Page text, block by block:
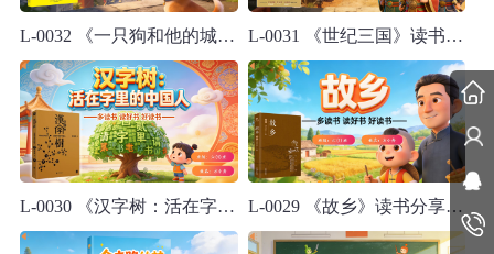
L-0032 《一只狗和他的城市》读书分享PPT模板 L-0031 《世纪三国》读书分享PPT模板
L-0030 《汉字树：活在字里的中国人》读书分享PPT模板 L-0029 《故乡》读书分享PPT模板